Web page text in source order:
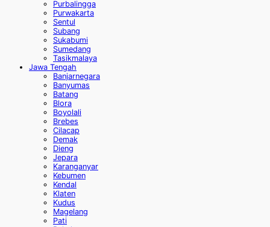
Purbalingga
Purwakarta
Sentul
Subang
Sukabumi
Sumedang
Tasikmalaya
Jawa Tengah
Banjarnegara
Banyumas
Batang
Blora
Boyolali
Brebes
Cilacap
Demak
Dieng
Jepara
Karanganyar
Kebumen
Kendal
Klaten
Kudus
Magelang
Pati